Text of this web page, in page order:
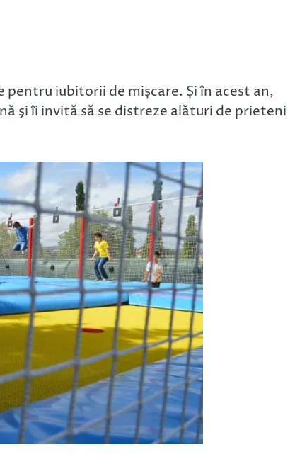
iubitorii de mișcare. Și în acest an,
şi îi invită să se distreze alături de prieteni